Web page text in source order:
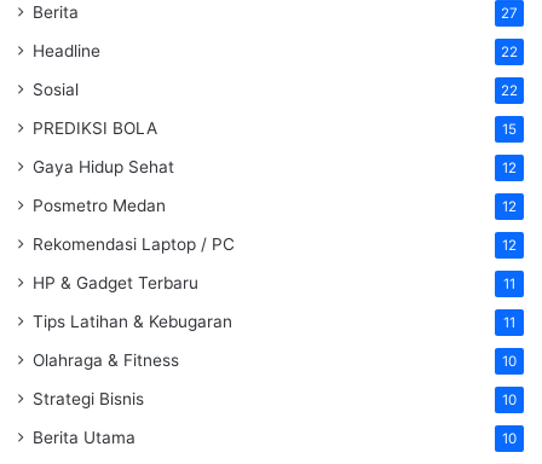
Berita 27
Headline 22
Sosial 22
PREDIKSI BOLA 15
Gaya Hidup Sehat 12
Posmetro Medan 12
Rekomendasi Laptop / PC 12
HP & Gadget Terbaru 11
Tips Latihan & Kebugaran 11
Olahraga & Fitness 10
Strategi Bisnis 10
Berita Utama 10